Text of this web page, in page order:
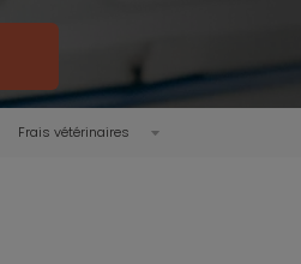
Frais vétérinaires